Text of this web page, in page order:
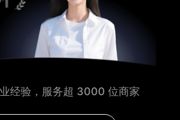
经验，服务超 3000 位商家